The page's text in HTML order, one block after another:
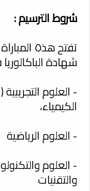
شروط الترسيم :
تفتح
شهادة الباكالوريا
- العلوم
الكيمياء،
- العلوم الرياضية
- العلوم
والتقنيات